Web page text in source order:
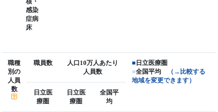
感染
症病
床
職種
別の
人員
数
職員数
人口10万人あたり
人員数
■ 日立医療圏
■全国平均
（→比較する
地域を変更できます）
日立医
療圏
日立医
療圏
全国平
均